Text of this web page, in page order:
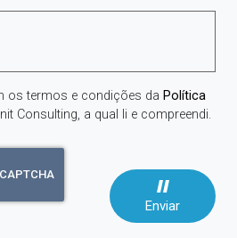
os termos e condições da Política
Consulting, a qual li e compreendi.
Enviar